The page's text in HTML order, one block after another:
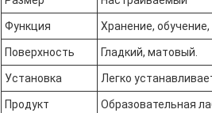
Функция Хранение,
Поверхность Гладкий, матовый.
Установка Легко
Продукт
Образовательная